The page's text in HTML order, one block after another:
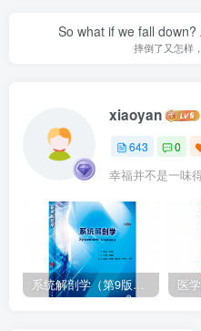
So what if we fall
摔倒了又怎样
xiaoyan
643 0
系统解剖学（第9版）丁文龙主编_人卫版教材.PDF电子书下载